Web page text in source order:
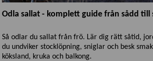
Odla sallat - komplett guide från sådd till
Så odlar du sallat från frö. Lär dig rätt såtid,
du undviker stocklöpning, sniglar och besk
köksland, kruka och balkong.